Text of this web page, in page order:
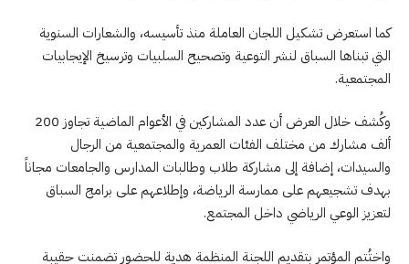
كما استعرض تشكيل اللجان العاملة منذ تأسيسه، والشعارات السنوية
التي تبناها السباق لنشر التوعية وتصحيح السلبيات وترسيخ الإيجابيات
المجتمعية.
وكُشف خلال العرض أن عدد المشاركين في الأعوام الماضية تجاوز 200
ألف مشارك من مختلف الفئات العمرية والمجتمعية من الرجال
والسيدات، إضافة إلى مشاركة طلاب وطالبات المدارس والجامعات مجاناً
بهدف تشجيعهم على ممارسة الرياضة، وإطلاعهم على برامج السباق
لتعزيز الوعي الرياضي داخل المجتمع.
واختُتم المؤتمر بتقديم اللجنة المنظمة هدية للحضور تضمنت حقيبة